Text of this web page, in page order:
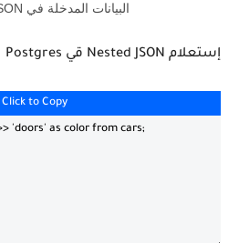
البيانات المدخلة في Nested JSON.
إستعلام Nested JSON قي Postgres
Click to Copy